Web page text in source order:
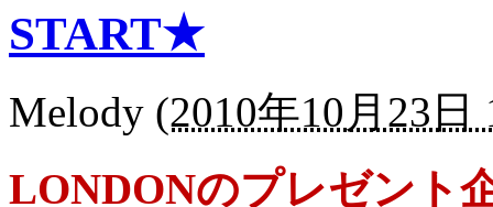
START★
Melody (2010年10月23日
LONDONのプレゼント